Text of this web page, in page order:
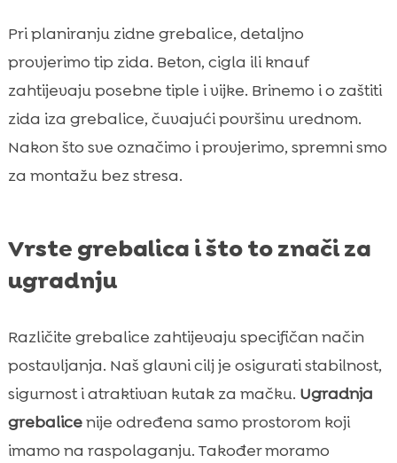
Pri planiranju zidne grebalice, detaljno
provjerimo tip zida. Beton, cigla ili knauf
zahtijevaju posebne tiple i vijke. Brinemo i o zaštiti
zida iza grebalice, čuvajući površinu urednom.
Nakon što sve označimo i provjerimo, spremni smo
za montažu bez stresa.
Vrste grebalica i što to znači za
ugradnju
Različite grebalice zahtijevaju specifičan način
postavljanja. Naš glavni cilj je osigurati stabilnost,
sigurnost i atraktivan kutak za mačku. Ugradnja
grebalicenije određena samo prostorom koji
imamo na raspolaganju. Također moramo